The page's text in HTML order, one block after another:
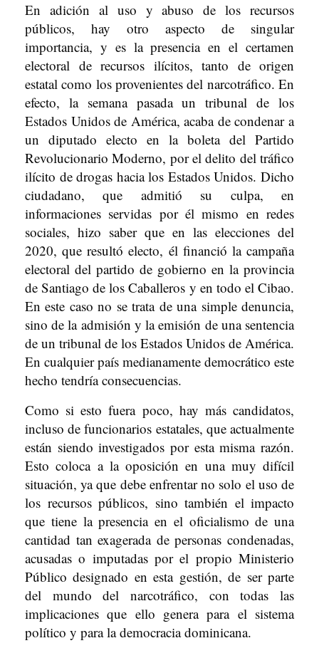
En adición al uso y abuso de los recursos
públicos, hay otro aspecto de singular
importancia, y es la presencia en el certamen
electoral de recursos ilícitos, tanto de origen
estatal como los provenientes del narcotráfico. En
efecto, la semana pasada un tribunal de los
Estados Unidos de América, acaba de condenar a
un diputado electo en la boleta del Partido
Revolucionario Moderno, por el delito del tráfico
ilícito de drogas hacia los Estados Unidos. Dicho
ciudadano, que admitió su culpa, en
informaciones servidas por él mismo en redes
sociales, hizo saber que en las elecciones del
2020, que resultó electo, él financió la campaña
electoral del partido de gobierno en la provincia
de Santiago de los Caballeros y en todo el Cibao.
En este caso no se trata de una simple denuncia,
sino de la admisión y la emisión de una sentencia
de un tribunal de los Estados Unidos de América.
En cualquier país medianamente democrático este
hecho tendría consecuencias.
Como si esto fuera poco, hay más candidatos,
incluso de funcionarios estatales, que actualmente
están siendo investigados por esta misma razón.
Esto coloca a la oposición en una muy difícil
situación, ya que debe enfrentar no solo el uso de
los recursos públicos, sino también el impacto
que tiene la presencia en el oficialismo de una
cantidad tan exagerada de personas condenadas,
acusadas o imputadas por el propio Ministerio
Público designado en esta gestión, de ser parte
del mundo del narcotráfico, con todas las
implicaciones que ello genera para el sistema
político y para la democracia dominicana.